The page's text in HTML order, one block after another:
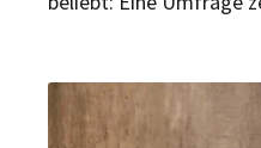
hundefreundliche